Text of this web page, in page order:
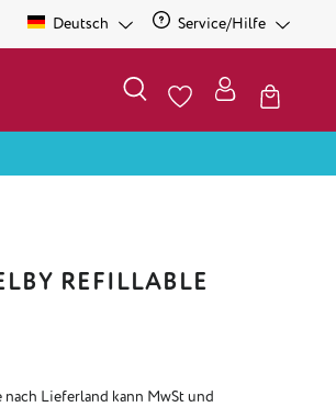
Deutsch Service/Hilfe
REFILLABLE
nach Lieferland kann MwSt und